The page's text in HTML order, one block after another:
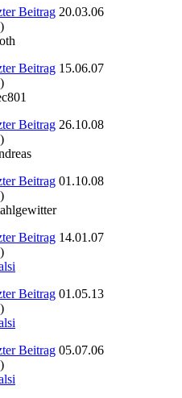
20.03.06
15.06.07
26.10.08
01.10.08
14.01.07
01.05.13
05.07.06